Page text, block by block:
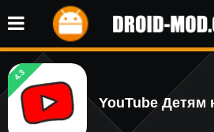
4.3
YouTube Детям